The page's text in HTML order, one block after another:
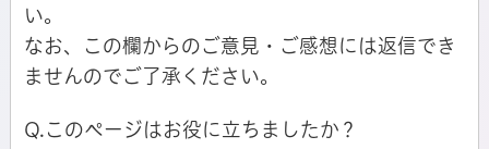
い。
なお、この欄からのご意見・ご感想には返信でき
ませんのでご了承ください。
Q.このページはお役に立ちましたか？